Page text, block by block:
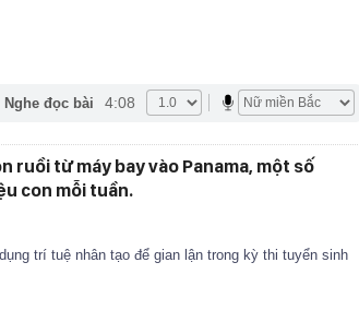
Nghe đọc bài 4:08
ruồi từ máy bay vào Panama, một số
con mỗi tuần.
trí tuệ nhân tạo để gian lận trong kỳ thi tuyển sinh